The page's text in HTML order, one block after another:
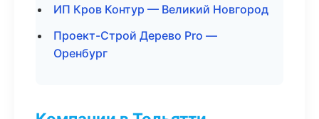
ИП Кров Контур — Великий Новгород
Проект-Строй Дерево Pro —
Оренбург